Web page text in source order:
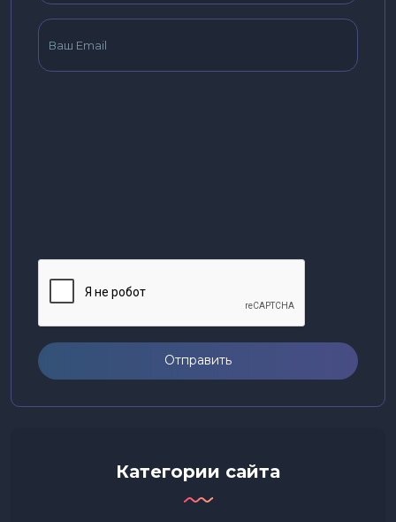
Отправить
Категории сайта